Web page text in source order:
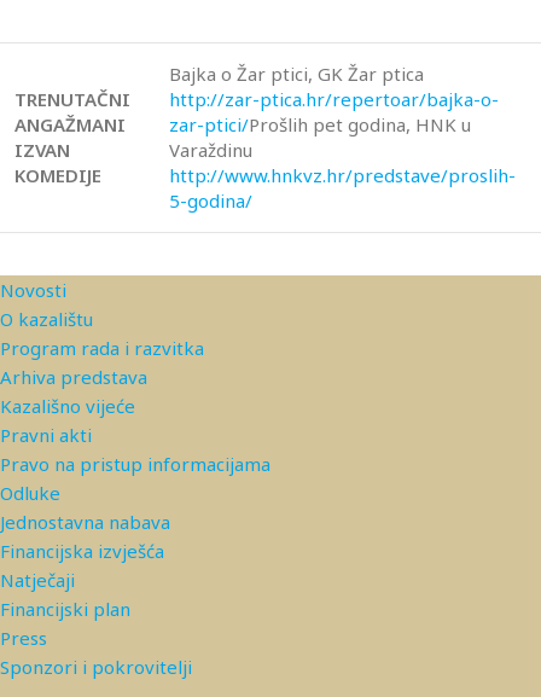
TRENUTAČNI
ANGAŽMANI
IZVAN
KOMEDIJE
Bajka o Žar ptici, GK Žar ptica
http://zar-ptica.hr/repertoar/bajka-o-
zar-ptici/Prošlih pet godina, HNK u
Varaždinu
http://www.hnkvz.hr/predstave/proslih-
5-godina/
Novosti
O kazalištu
Program rada i razvitka
Arhiva predstava
Kazališno vijeće
Pravni akti
Pravo na pristup informacijama
Odluke
Jednostavna nabava
Financijska izvješća
Natječaji
Financijski plan
Press
Sponzori i pokrovitelji